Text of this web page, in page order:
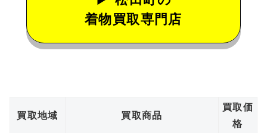
着物買取専門店
買取地域 買取商品
買取価
格